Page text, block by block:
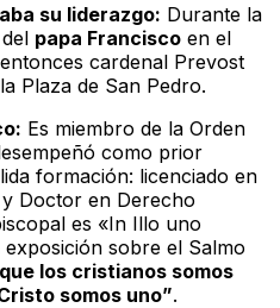
su liderazgo: Durante la
papa Francisco en el
cardenal Prevost
Plaza de San Pedro.
Es miembro de la Orden
como prior
formación: licenciado en
Doctor en Derecho
es «In Illo uno
sobre el Salmo
los cristianos somos
somos uno”.